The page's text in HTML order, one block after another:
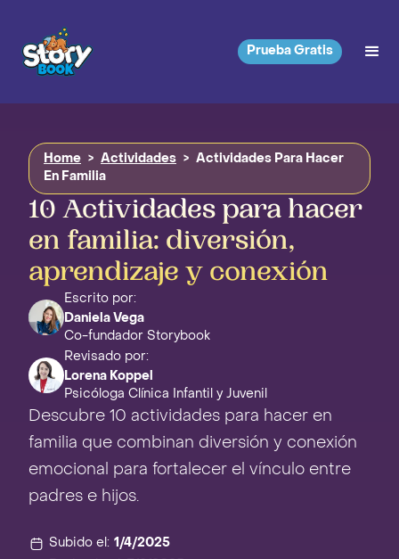
Prueba Gratis
Home > Actividades >
Actividades Para Hacer
En Familia
10 Actividades para hacer
en familia: diversión,
aprendizaje y conexión
Escrito por:
Daniela Vega
Co-fundador Storybook
Revisado por:
Lorena Koppel
Psicóloga Clínica Infantil y Juvenil
Descubre 10 actividades para hacer en
familia que combinan diversión y conexión
emocional para fortalecer el vínculo entre
padres e hijos.
Subido el: 1/4/2025